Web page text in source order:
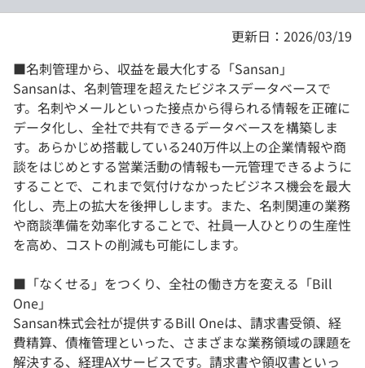
更新日：2026/03/19
■名刺管理から、収益を最大化する「Sansan」
Sansanは、名刺管理を超えたビジネスデータベースで
す。名刺やメールといった接点から得られる情報を正確に
データ化し、全社で共有できるデータベースを構築しま
す。あらかじめ搭載している240万件以上の企業情報や商
談をはじめとする営業活動の情報も一元管理できるように
することで、これまで気付けなかったビジネス機会を最大
化し、売上の拡大を後押しします。また、名刺関連の業務
や商談準備を効率化することで、社員一人ひとりの生産性
を高め、コストの削減も可能にします。
■「なくせる」をつくり、全社の働き方を変える「Bill
One」
Sansan株式会社が提供するBill Oneは、請求書受領、経
費精算、債権管理といった、さまざまな業務領域の課題を
解決する、経理AXサービスです。請求書や領収書といっ